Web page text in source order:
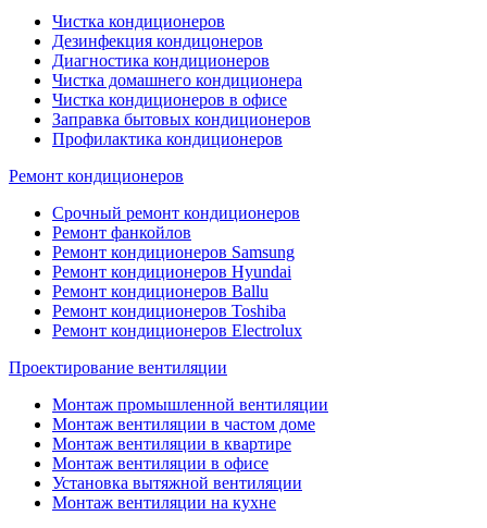
Чистка кондиционеров
Дезинфекция кондицонеров
Диагностика кондиционеров
Чистка домашнего кондиционера
Чистка кондиционеров в офисе
Заправка бытовых кондиционеров
Профилактика кондиционеров
Ремонт кондиционеров
Срочный ремонт кондиционеров
Ремонт фанкойлов
Ремонт кондиционеров Samsung
Ремонт кондиционеров Hyundai
Ремонт кондиционеров Ballu
Ремонт кондиционеров Toshibа
Ремонт кондиционеров Electrolux
Проектирование вентиляции
Монтаж промышленной вентиляции
Монтаж вентиляции в частом доме
Монтаж вентиляции в квартире
Монтаж вентиляции в офисе
Установка вытяжной вентиляции
Монтаж вентиляции на кухне